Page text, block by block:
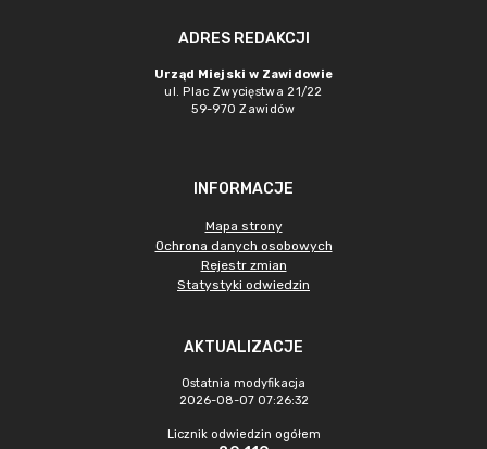
ADRES REDAKCJI
Urząd Miejski w Zawidowie
ul. Plac Zwycięstwa 21/22
59-970 Zawidów
INFORMACJE
Mapa strony
Ochrona danych osobowych
Rejestr zmian
Statystyki odwiedzin
AKTUALIZACJE
Ostatnia modyfikacja
2026-08-07 07:26:32
Licznik odwiedzin ogółem